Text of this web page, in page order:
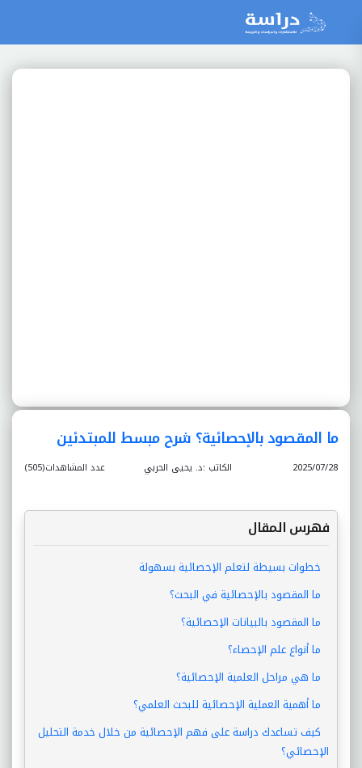
ما المقصود بالإحصائية؟ شرح مبسط للمبتدئين
2025/07/28 عدد المشاهدات(505) الكاتب :د. يحيى الحربي
فهرس المقال
خطوات بسيطة لتعلم الإحصائية بسهولة
ما المقصود بالإحصائية في البحث؟
ما المقصود بالبيانات الإحصائية؟
ما أنواع علم الإحصاء؟
ما هي مراحل العلمية الإحصائية؟
ما أهمية العملية الإحصائية للبحث العلمي؟
كيف تساعدك دراسة على فهم الإحصائية من خلال خدمة التحليل
الإحصائي؟